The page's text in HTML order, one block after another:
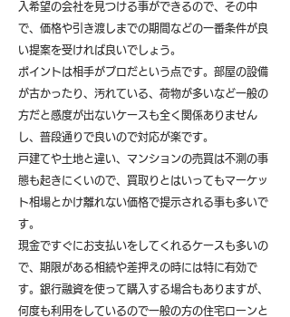
入希望の会社を見つける事ができるので、その中
で、価格や引き渡しまでの期間などの一番条件が良
い提案を受ければ良いでしょう。
ポイントは相手がプロだという点です。部屋の設備
が古かったり、汚れている、荷物が多いなど一般の
方だと感度が出ないケースも全く関係ありません
し、普段通りで良いので対応が楽です。
戸建てや土地と違い、マンションの売買は不測の事
態も起きにくいので、買取りとはいってもマーケッ
ト相場とかけ離れない価格で提示される事も多いで
す。
現金ですぐにお支払いをしてくれるケースも多いの
で、期限がある相続や差押えの時には特に有効で
す。銀行融資を使って購入する場合もありますが、
何度も利用をしているので一般の方の住宅ローンと